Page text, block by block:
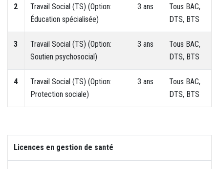
2
Travail Social (TS) (Option:
Éducation spécialisée)
3 ans
Tous BAC,
DTS, BTS
3
Travail Social (TS) (Option:
Soutien psychosocial)
3 ans
Tous BAC,
DTS, BTS
4
Travail Social (TS) (Option:
Protection sociale)
3 ans
Tous BAC,
DTS, BTS
Licences en gestion de santé